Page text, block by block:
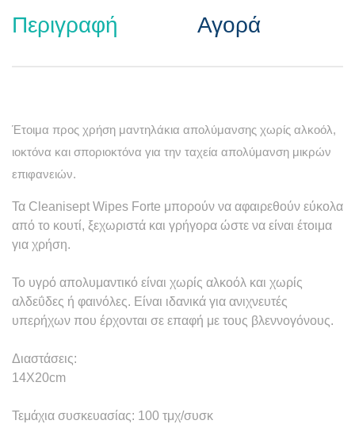
Περιγραφή Αγορά
Έτοιμα προς χρήση μαντηλάκια απολύμανσης χωρίς αλκοόλ,
ιοκτόνα και σποριοκτόνα για την ταχεία απολύμανση μικρών
επιφανειών.
Τα Cleanisept Wipes Forte μπορούν να αφαιρεθούν εύκολα
από το κουτί, ξεχωριστά και γρήγορα ώστε να είναι έτοιμα
για χρήση.
Το υγρό απολυμαντικό είναι χωρίς αλκοόλ και χωρίς
αλδεΰδες ή φαινόλες. Είναι ιδανικά για ανιχνευτές
υπερήχων που έρχονται σε επαφή με τους βλεννογόνους.
Διαστάσεις:
14Χ20cm
Τεμάχια συσκευασίας: 100 τμχ/συσκ